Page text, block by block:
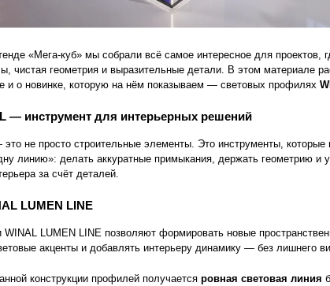
«Мега‑куб» мы собрали всё самое интересное для проектов,
чистая геометрия и выразительные детали. В этом материале
и о новинке, которую на нём показываем — световых профилях
— инструмент для интерьерных решений
не просто строительные элементы. Это инструменты, которые
линию»: делать аккуратные примыкания, держать геометрию и
за счёт деталей.
LUMEN LINE
LUMEN LINE позволяют формировать новые
акценты и добавлять интерьеру динамику — без лишнего
конструкции профилей получается ровная световая линия